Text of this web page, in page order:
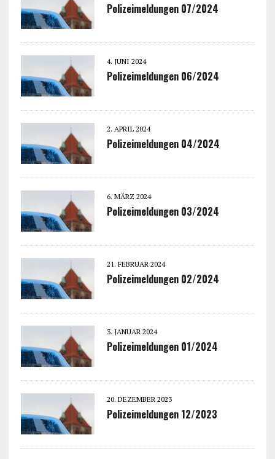
Polizeimeldungen 07/2024
4. JUNI 2024
Polizeimeldungen 06/2024
2. APRIL 2024
Polizeimeldungen 04/2024
6. MÄRZ 2024
Polizeimeldungen 03/2024
21. FEBRUAR 2024
Polizeimeldungen 02/2024
3. JANUAR 2024
Polizeimeldungen 01/2024
20. DEZEMBER 2023
Polizeimeldungen 12/2023